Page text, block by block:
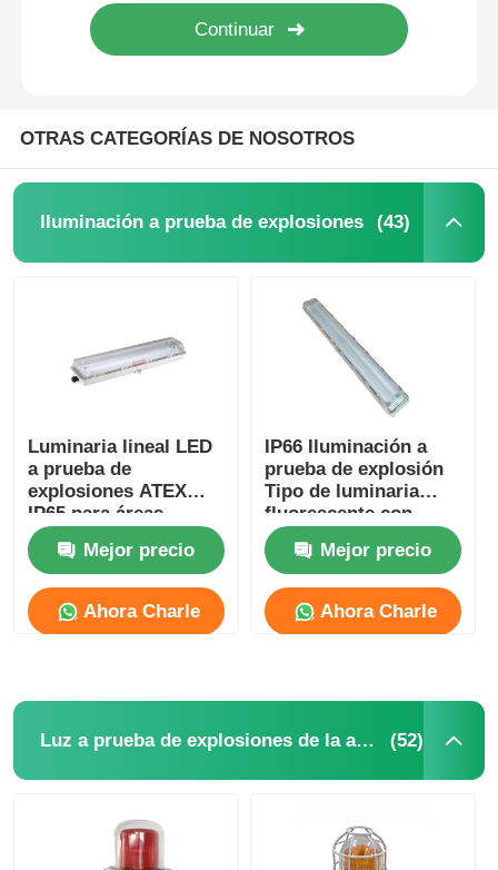
Caja a prueba de explosión
interruptor a prueba de explosiones
OTRAS CATEGORÍAS DE NOSOTROS
Iluminación a prueba de explosiones (43)
Luminaria lineal LED
a prueba de
explosiones ATEX
IP65 para áreas
industriales
peligrosasMejor precio
Ahora Charle
IP66 Iluminación a
prueba de explosión
Tipo de luminaria
fluorescente con
tubos LED de alta
potencia T8Mejor precio
Ahora Charle
Luz a prueba de explosiones de la alarma (52)